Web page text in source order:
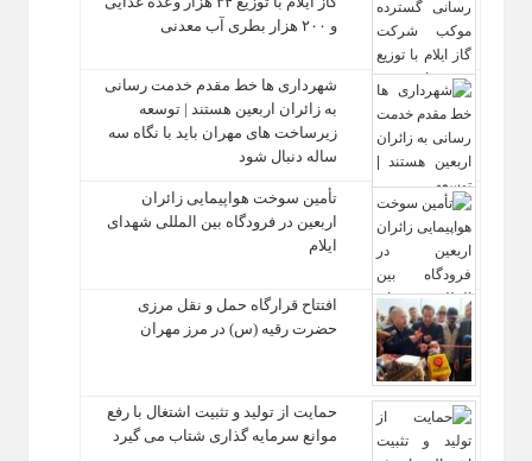
و ۲۰۰ هزار بطری آب معدنی
شهرداری‌ ها خط مقدم خدمت ‌رسانی
به زائران اربعین هستند | توسعه
زیرساخت ‌های مهران باید با نگاه سه‌
ساله دنبال شود
تأمین سوخت هواپیمایی زائران
اربعین در فرودگاه بین المللی شهدای
ایلام
افتتاح قرارگاه حمل‌ و نقل مرزی
حضرت رقیه (س) در مرز مهران
حمایت از تولید و تثبیت اشتغال با رفع
موانع سرمایه‌ گذاری شتاب می‌ گیرد